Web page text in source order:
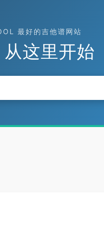
最好的吉他谱网站
这里开始